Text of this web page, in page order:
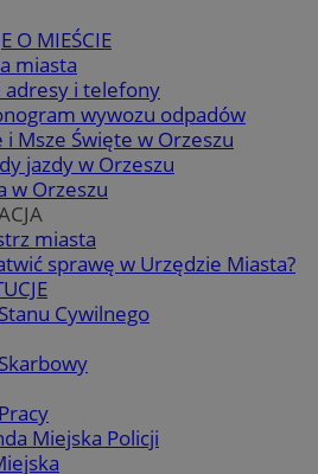
O MIEŚCIE
miasta
adresy i telefony
wywozu odpadów
i Msze Święte w Orzeszu
jazdy w Orzeszu
w Orzeszu
miasta
sprawę w Urzędzie Miasta?
Cywilnego
Miejska Policji